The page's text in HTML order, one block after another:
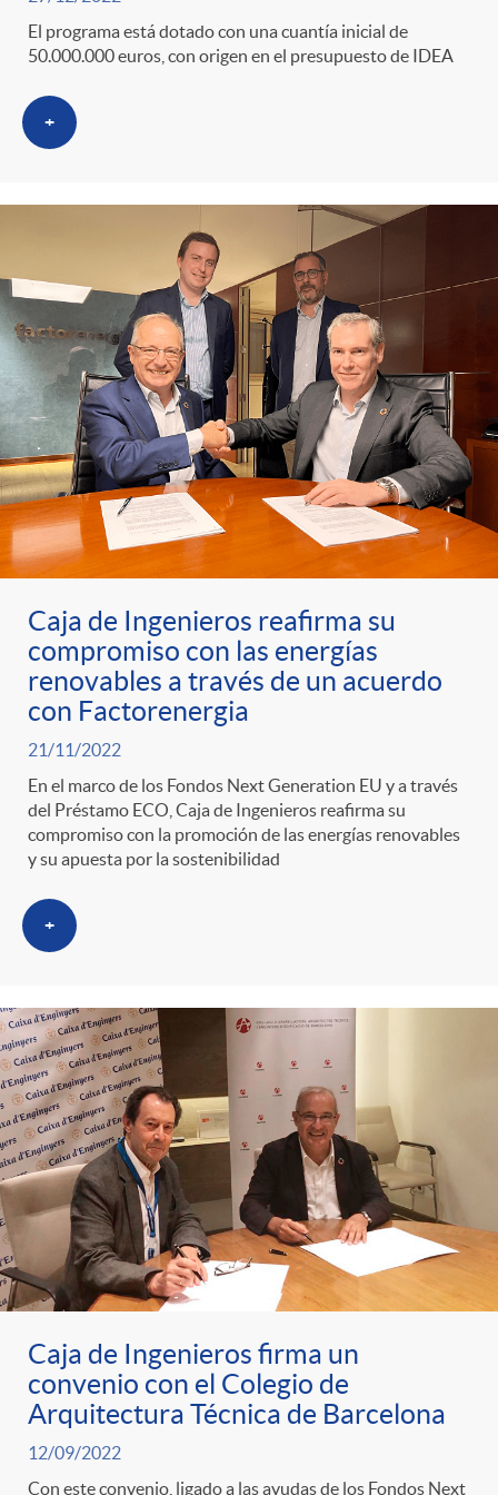
r
o
t
e
g
o
r
i
a
s
i
d
o
s
El programa está dotado con una cuantía inicial de
50.000.000 euros, con origen en el presupuesto de IDEA
+
Caja de Ingenieros reafirma su
compromiso con las energías
renovables a través de un acuerdo
con Factorenergia
21/11/2022
En el marco de los Fondos Next Generation EU y a través
del Préstamo ECO, Caja de Ingenieros reafirma su
compromiso con la promoción de las energías renovables
y su apuesta por la sostenibilidad
+
Caja de Ingenieros firma un
convenio con el Colegio de
Arquitectura Técnica de Barcelona
12/09/2022
Con este convenio, ligado a las ayudas de los Fondos Next